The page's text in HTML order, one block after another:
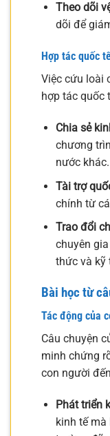
Theo dõi
dõi để
Hợp tác quốc
Việc cứu loài
hợp tác quốc
Chia sẻ
chương
nước khác.
Tài trợ
chính từ
Trao đổi
chuyên
thức và kỹ
Bài học từ
Tác động của
Câu chuyện
minh chứng
con người
Phát triển
kinh tế